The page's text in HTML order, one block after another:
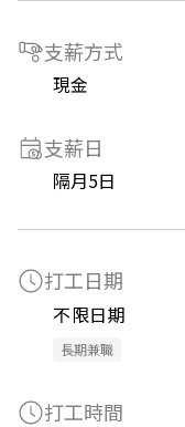
支薪方式
現金
支薪日
隔月5日
打工日期
不限日期
長期兼職
打工時間